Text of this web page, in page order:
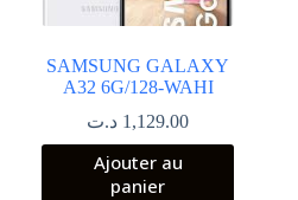
SAMSUNG GALAXY
A32 6G/128-WAHI
1,129.00 د.ت
Ajouter au
panier